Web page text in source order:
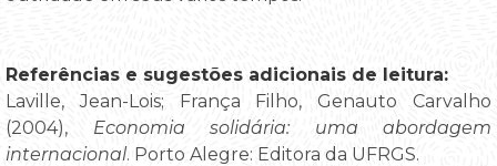
Referências e sugestões adicionais de leitura:
Laville, Jean-Lois; França Filho, Genauto Carvalho
(2004), Economia solidária: uma abordagem
internacional. Porto Alegre: Editora da UFRGS.